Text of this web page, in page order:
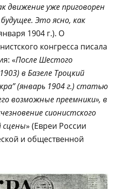
движение уже приговорен
Это ясно, как
1904 г.). О
конгресса писала
«После Шестого
в Базеле Троцкий
(январь 1904 г.) статью
возможные преемники», в
сионистского
сцены» (Евреи России
и общественной